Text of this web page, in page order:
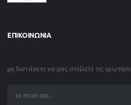
ΕΠΙΚΟΙΝΩΝΊΑ
μη διστάσετε να μας στείλετε τις